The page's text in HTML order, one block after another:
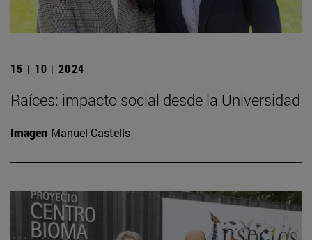
15 | 10 | 2024
Raíces: impacto social desde la Universidad
Imagen Manuel Castells